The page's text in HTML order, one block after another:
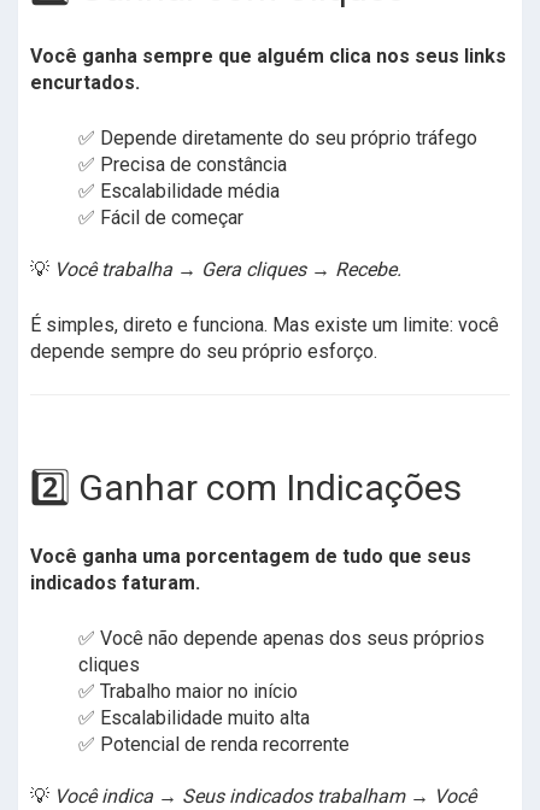
Você ganha sempre que alguém clica nos seus links
encurtados.
✅ Depende diretamente do seu próprio tráfego
✅ Precisa de constância
✅ Escalabilidade média
✅ Fácil de começar
💡 Você trabalha → Gera cliques → Recebe.
É simples, direto e funciona. Mas existe um limite: você
depende sempre do seu próprio esforço.
2️⃣ Ganhar com Indicações
Você ganha uma porcentagem de tudo que seus
indicados faturam.
✅ Você não depende apenas dos seus próprios
cliques
✅ Trabalho maior no início
✅ Escalabilidade muito alta
✅ Potencial de renda recorrente
💡 Você indica → Seus indicados trabalham → Você